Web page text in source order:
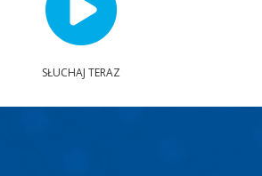
SŁUCHAJ TERAZ